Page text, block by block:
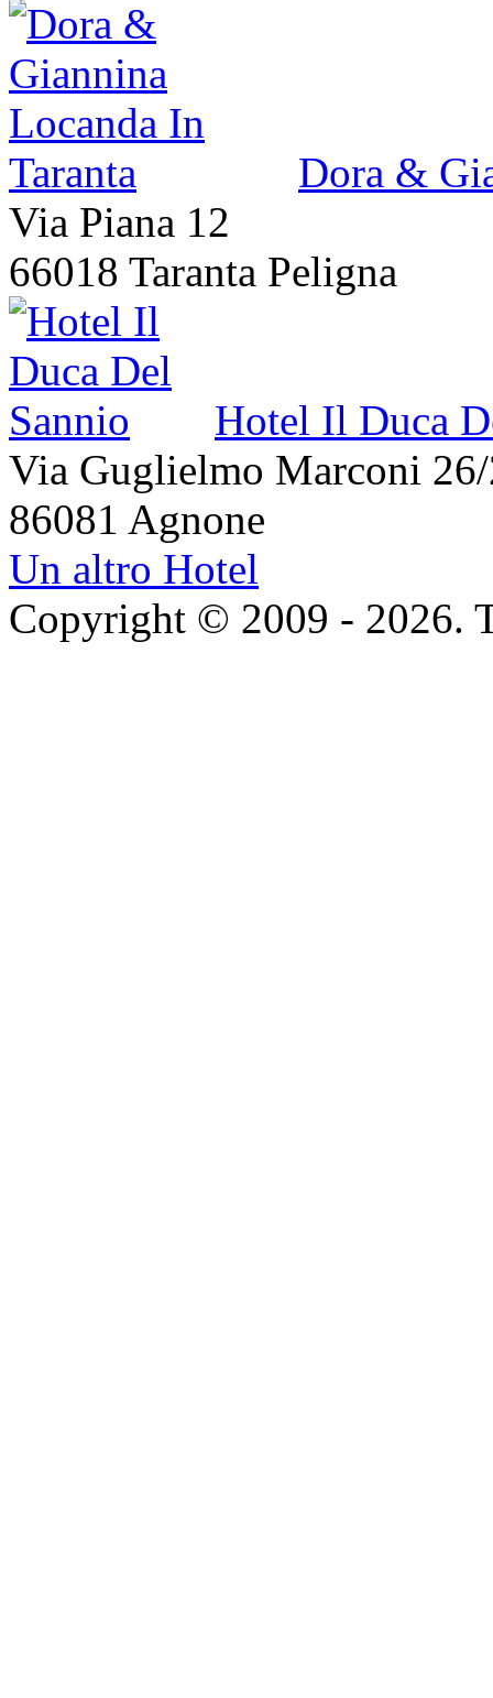
Dora &
Via Piana 12
66018 Taranta Peligna
Hotel Il Duca
Via Guglielmo Marconi
86081 Agnone
Un altro Hotel
Copyright © 2009 - 2026.